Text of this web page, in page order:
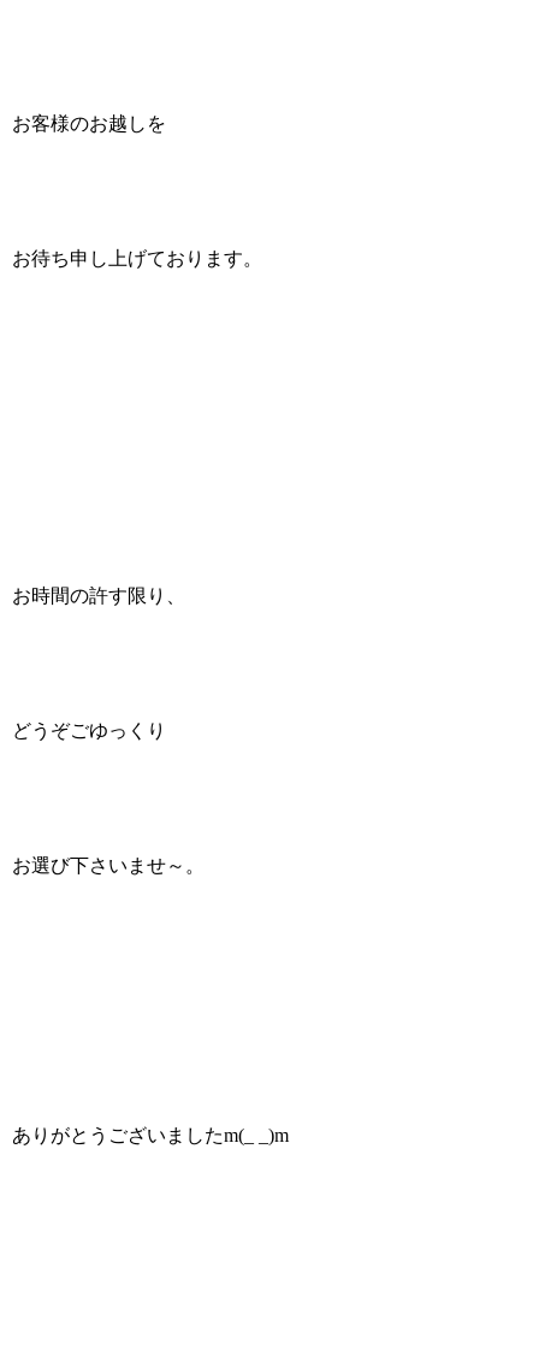
お客様のお越しを
お待ち申し上げております。
お時間の許す限り、
どうぞごゆっくり
お選び下さいませ～。
ありがとうございましたm(_ _)m